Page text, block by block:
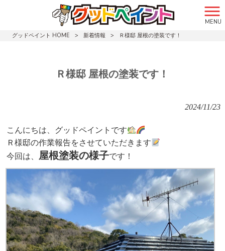
MENU
グッドペイント HOME
> 新着情報 > Ｒ様邸 屋根の塗装です！
Ｒ様邸 屋根の塗装です！
2024/11/23
こんにちは、グッドペイントです
Ｒ様邸の作業報告をさせていただきます
今回は、 屋根塗装の様子です！